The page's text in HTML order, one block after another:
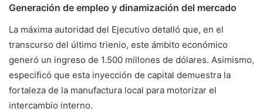
Generación de empleo y dinamización del mercado
La máxima autoridad del Ejecutivo detalló que, en el
transcurso del último trienio, este ámbito económico
generó un ingreso de 1.500 millones de dólares. Asimismo,
especificó que esta inyección de capital demuestra la
fortaleza de la manufactura local para motorizar el
intercambio interno.